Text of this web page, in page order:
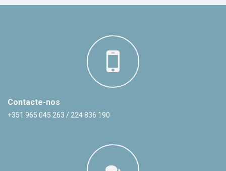
Contacte-nos
+351 965 045 263 / 224 836 190